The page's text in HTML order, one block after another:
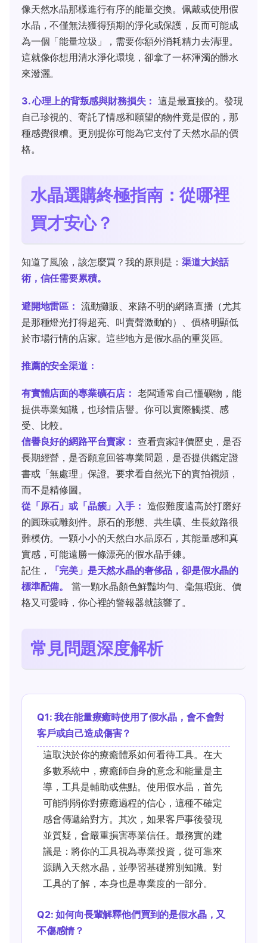
像天然水晶那樣進行有序的能量交換。佩戴或使用假
水晶，不僅無法獲得預期的淨化或保護，反而可能成
為一個「能量垃圾」，需要你額外消耗精力去清理。
這就像你想用清水淨化環境，卻拿了一杯渾濁的髒水
來潑灑。
3. 心理上的背叛感與財務損失： 這是最直接的。發現
自己珍視的、寄託了情感和願望的物件竟是假的，那
種感覺很糟。更別提你可能為它支付了天然水晶的價
格。
水晶選購終極指南：從哪裡
買才安心？
知道了風險，該怎麼買？我的原則是：渠道大於話
術，信任需要累積。
避開地雷區： 流動攤販、來路不明的網路直播（尤其
是那種燈光打得超亮、叫賣聲激動的）、價格明顯低
於市場行情的店家。這些地方是假水晶的重災區。
推薦的安全渠道：
有實體店面的專業礦石店： 老闆通常自己懂礦物，能
提供專業知識，也珍惜店譽。你可以實際觸摸、感
受、比較。
信譽良好的網路平台賣家： 查看賣家評價歷史，是否
長期經營，是否願意回答專業問題，是否提供鑑定證
書或「無處理」保證。要求看自然光下的實拍視頻，
而不是精修圖。
從「原石」或「晶簇」入手： 造假難度遠高於打磨好
的圓珠或雕刻件。原石的形態、共生礦、生長紋路很
難模仿。一顆小小的天然白水晶原石，其能量感和真
實感，可能遠勝一條漂亮的假水晶手鍊。
記住，
「完美」是天然水晶的奢侈品，卻是假水晶的
標準配備。
當一顆水晶顏色鮮豔均勻、毫無瑕疵、價
格又可愛時，你心裡的警報器就該響了。
常見問題深度解析
Q1: 我在能量療癒時使用了假水晶，會不會對
客戶或自己造成傷害？
這取決於你的療癒體系如何看待工具。在大
多數系統中，療癒師自身的意念和能量是主
導，工具是輔助或焦點。使用假水晶，首先
可能削弱你對療癒過程的信心，這種不確定
感會傳遞給對方。其次，如果客戶事後發現
並質疑，會嚴重損害專業信任。最務實的建
議是：將你的工具視為專業投資，從可靠來
源購入天然水晶，並學習基礎辨別知識。對
工具的了解，本身也是專業度的一部分。
Q2: 如何向長輩解釋他們買到的是假水晶，又
不傷感情？